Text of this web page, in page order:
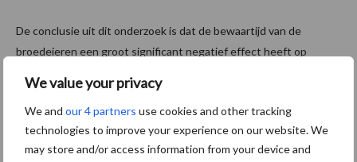
We value your privacy
We and our 4 partners use cookies and other tracking
technologies to improve your experience on our website. We
may store and/or access information from your device and
De conclusie uit dit onderzoek is dat de bewaartijd van de
broedeieren een groot significant negatief effect heeft op
effect grotendeels kan worden voorkomen door de broedeieren
tijdelijk op te warmen. Dat kan wellicht het best gebeuren op het
vermeerderingsbedrijf op de dag van productie, en het positieve
effect wordt waarschijnlijk minder met iedere dag dat dit later